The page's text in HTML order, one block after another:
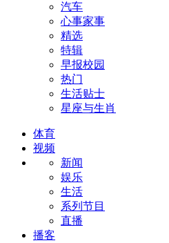
汽车
心事家事
精选
特辑
早报校园
热门
生活贴士
星座与生肖
体育
视频
新闻
娱乐
生活
系列节目
直播
播客